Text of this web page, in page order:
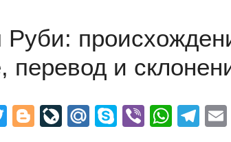
перевод и
T
Bl
Li
M
S
Vi
W
T